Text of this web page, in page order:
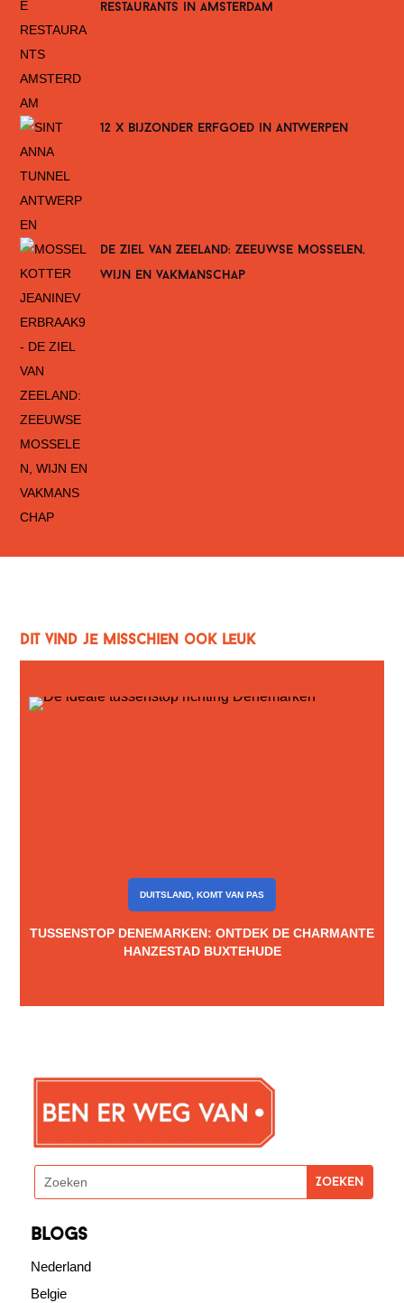
restaurants in amsterdam
12 x bijzonder erfgoed in antwerpen
de ziel van zeeland: zeeuwse mosselen,
wijn en vakmanschap
Dit vind je misschien ook leuk
TUSSENSTOP DENEMARKEN: ONTDEK DE CHARMANTE
HANZESTAD BUXTEHUDE
DUITSLAND, KOMT VAN PAS
blogs
Nederland
Belgie